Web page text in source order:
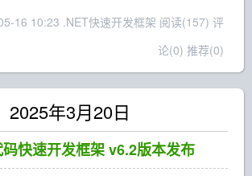
16 10:23 .NET快速开发框架 阅读(157) 评
论(0) 推荐(0)
2025年3月20日
快速开发框架 v6.2版本发布